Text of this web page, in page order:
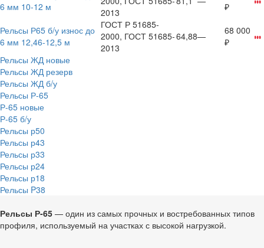
6 мм 10-12 м
2013
₽
Рельсы Р65 б/у износ до
6 мм 12,46-12,5 м
ГОСТ Р 51685-
2000, ГОСТ 51685-
2013
64,88—
68 000
₽
Рельсы ЖД новые
Рельсы ЖД резерв
Рельсы ЖД б/у
Рельсы Р-65
Р-65 новые
Р-65 б/у
Рельсы р50
Рельсы р43
Рельсы р33
Рельсы р24
Рельсы р18
Рельсы P38
Рельсы Р-65 — один из самых прочных и востребованных типов
профиля, используемый на участках с высокой нагрузкой.